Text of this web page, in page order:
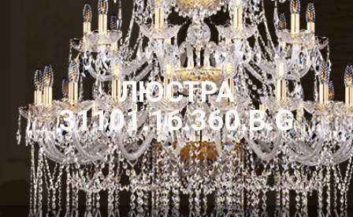
ЛЮСТРА
31101.16.360.B.G